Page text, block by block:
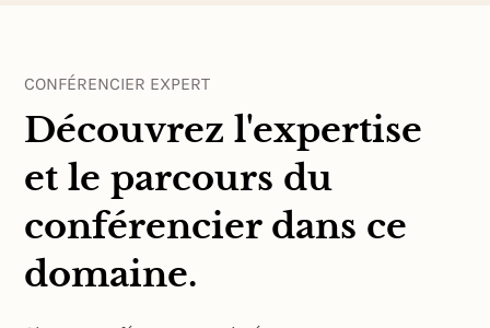
CONFÉRENCIER EXPERT
Découvrez l'expertise
et le parcours du
conférencier dans ce
domaine.